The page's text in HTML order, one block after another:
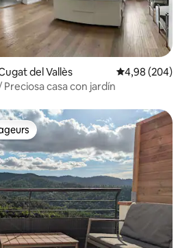
del Vallès Évaluation
4,98 (204)
casa con jardín
les plus appréciés